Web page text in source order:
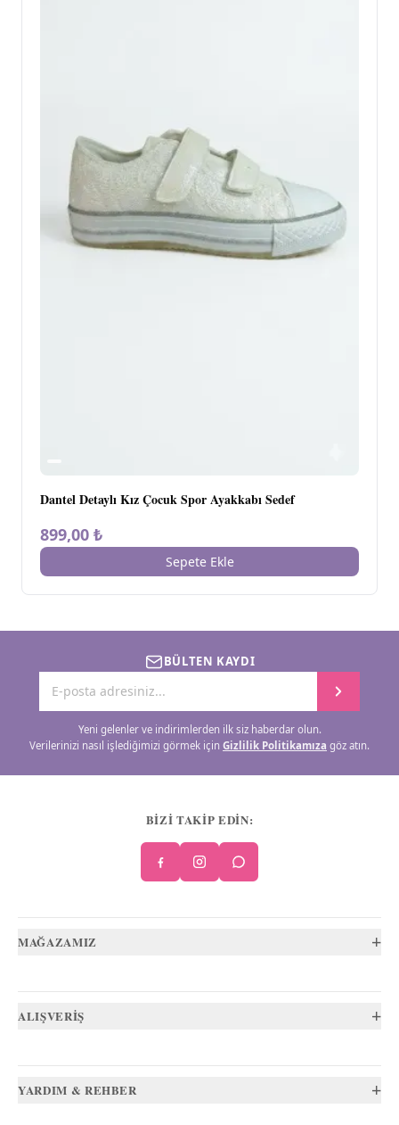
Dantel Detaylı Kız Çocuk Spor Ayakkabı Sedef
899,00 ₺
Sepete Ekle
BÜLTEN KAYDI
Yeni gelenler ve indirimlerden ilk siz haberdar olun.
Verilerinizi nasıl işlediğimizi görmek için Gizlilik Politikamıza göz atın.
BİZİ TAKİP EDİN:
MAĞAZAMIZ +
ALIŞVERİŞ +
YARDIM & REHBER +